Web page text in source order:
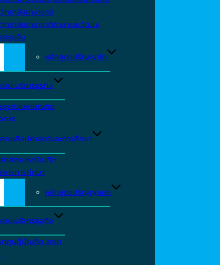
วิทยาลัยนานาชาติ
วิทยาลัยนานาชาติภาษาและวัฒนะ
ธรรมจีน
หลักสูตรปริญญาโท
คณะบริหารธุรกิจ
ธุรกิจมหาบัณฑิต
การ
คณะศิลปศาสตร์และการศึกษา
าสตรมหาบัณฑิต
หารการศึกษา
หลักสูตรปริญญาเอก
คณะบริหารธุจกิจ
ดุษฎีบัณฑิต สาขา